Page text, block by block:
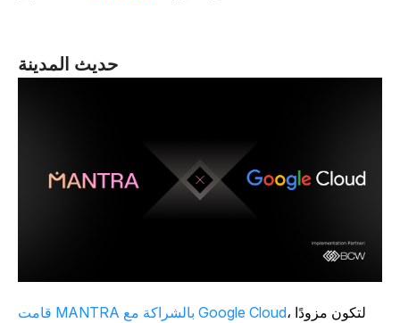
حديث المدينة
قامت MANTRA بالشراكة مع Google Cloud، لتكون مزودًا